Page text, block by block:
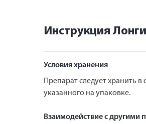
Инструкция
Условия хранения
Препарат следует хранить
указанного на упаковке.
Взаимодействие с другими